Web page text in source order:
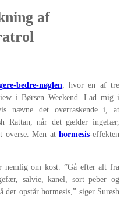
af
bedre-nøglen, hvor en af tre
i Børsen Weekend. Lad mig i
nævne det overraskende i, at
Rattan, når det gælder ingefær,
overse. Men at hormesis-effekten
nemlig om kost. ”Gå efter alt fra
salvie, kanel, sort peber og
der opstår hormesis,” siger Suresh